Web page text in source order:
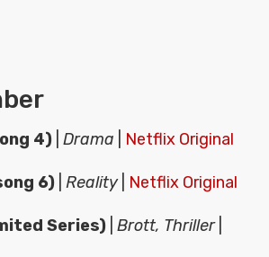
4) Drama Netflix Original
6) Reality| Netflix Original
Series) Brott, Thriller|